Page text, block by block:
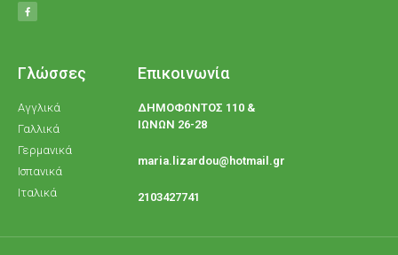
Γλώσσες
Αγγλικά
Γαλλικά
Γερμανικά
Ισπανικά
Ιταλικά
Επικοινωνία
ΔΗΜΟΦΩΝΤΟΣ 110 &
ΙΩΝΩΝ 26-28
maria.lizardou@hotmail.gr
2103427741